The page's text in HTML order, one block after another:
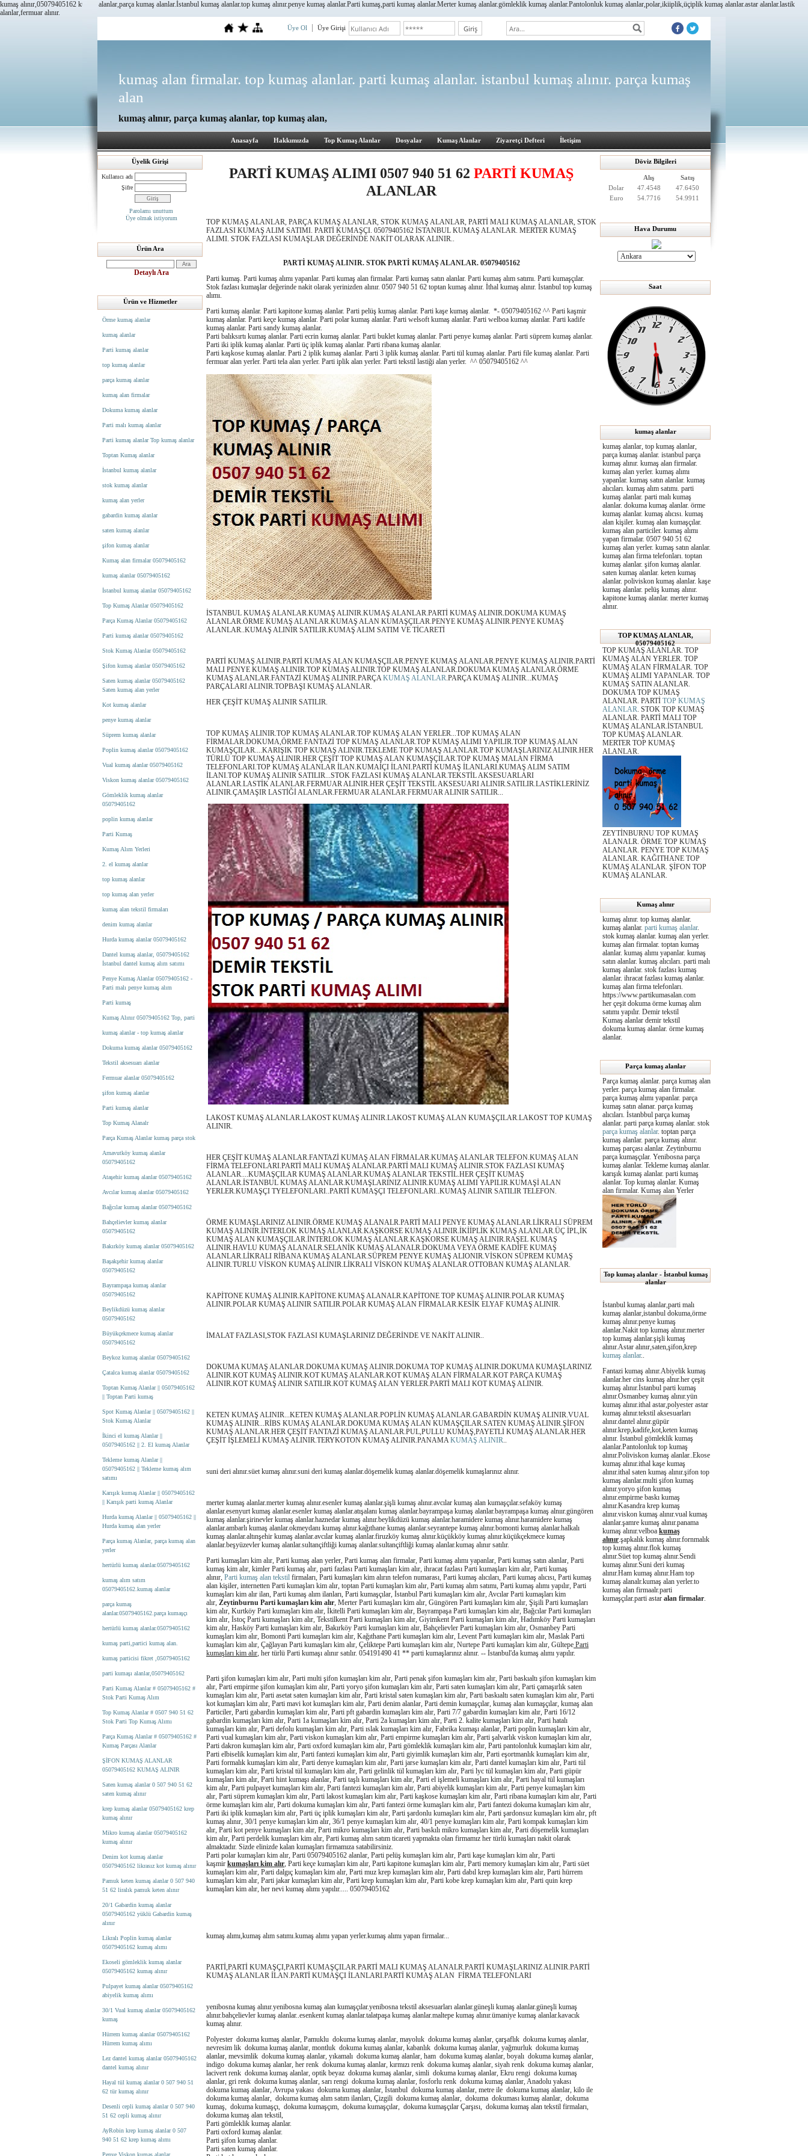
kumaş alınır,05079405162 kumaş alanlar,parça kumaş alanlar.İstanbul kumaş alanlar.top kumaş alınır.penye kumaş alanlar.Parti kumaş,parti kumaş alanlar.Merter kumaş alanlar.gömleklik kumaş alanlar.Pantolonluk kumaş alanlar,polar,ikiiplik,üçiplik kumaş alanlar.astar alanlar.lastik
alanlar,fermuar alınır.
Üye Ol Üye Girişi
kumaş alan firmalar. top kumaş alanlar. parti kumaş alanlar. istanbul kumaş alınır. parça kumaş
alan
kumaş alınır, parça kumaş alanlar, top kumaş alan,
Anasayfa Hakkımızda Top Kumaş Alanlar Dosyalar Kumaş Alanlar Ziyaretçi Defteri İletişim
Üyelik Girişi
Kullanıcı adı
Şifre
Parolamı unuttum
Üye olmak istiyorum
Ürün Ara
Detaylı Ara
Ürün ve Hizmetler
Örme kumaş alanlar
kumaş alanlar
Parti kumaş alanlar
top kumaş alanlar
parça kumaş alanlar
kumaş alan firmalar
Dokuma kumaş alanlar
Parti malı kumaş alanlar
Parti kumaş alanlar Top kumaş alanlar
Toptan Kumaş alanlar
İstanbul kumaş alanlar
stok kumaş alanlar
kumaş alan yerler
gabardin kumaş alanlar
saten kumaş alanlar
şifon kumaş alanlar
Kumaş alan firmalar 05079405162
kumaş alanlar 05079405162
İstanbul kumaş alanlar 05079405162
Top Kumaş Alanlar 05079405162
Parça Kumaş Alanlar 05079405162
Parti kumaş alanlar 05079405162
Stok Kumaş Alanlar 05079405162
Şifon kumaş alanlar 05079405162
Saten kumaş alanlar 05079405162
Saten kumaş alan yerler
Kot kumaş alanlar
penye kumaş alanlar
Süprem kumaş alanlar
Poplin kumaş alanlar 05079405162
Vual kumaş alanlar 05079405162
Viskon kumaş alanlar 05079405162
Gömleklik kumaş alanlar
05079405162
poplin kumaş alanlar
Parti Kumaş
Kumaş Alım Yerleri
2. el kumaş alanlar
top kumaş alanlar
top kumaş alan yerler
kumaş alan tekstil firmaları
denim kumaş alanlar
Hurda kumaş alanlar 05079405162
Dantel kumaş alanlar, 05079405162
İstanbul dantel kumaş alım satımı
Penye Kumaş Alanlar 05079405162 -
Parti malı penye kumaş alım
Parti kumaş
Kumaş Alınır 05079405162 Top, parti
kumaş alanlar - top kumaş alanlar
Dokuma kumaş alanlar 05079405162
Tekstil aksesuarı alanlar
Fermuar alanlar 05079405162
şifon kumaş alanlar
Parti kumaş alanlar
Top Kumaş Alanalr
Parça Kumaş Alanlar kumaş parça stok
Arnavutköy kumaş alanlar
05079405162
Ataşehir kumaş alanlar 05079405162
Avcılar kumaş alanlar 05079405162
Bağcılar kumaş alanlar 05079405162
Bahçelievler kumaş alanlar
05079405162
Bakırköy kumaş alanlar 05079405162
Başakşehir kumaş alanlar
05079405162
Bayrampaşa kumaş alanlar
05079405162
Beylikdüzü kumaş alanlar
05079405162
Büyükçekmece kumaş alanlar
05079405162
Beykoz kumaş alanlar 05079405162
Çatalca kumaş alanlar 05079405162
Toptan Kumaş Alanlar || 05079405162
|| Toptan Parti kumaş
Spot Kumaş Alanlar || 05079405162 ||
Stok Kumaş Alanlar
İkinci el kumaş Alanlar ||
05079405162 || 2. El kumaş Alanlar
Tekleme kumaş Alanlar ||
05079405162 || Tekleme kumaş alım
satımı
Karışık kumaş Alanlar || 05079405162
|| Karışık parti kumaş Alanlar
Hurda kumaş Alanlar || 05079405162 ||
Hurda kumaş alan yerler
Parça kumaş Alanlar, parça kumaş alan
yerler
hertürlü kumaş alanlar.05079405162
kumaş alım satım
05079405162.kumaş alanlar
parça kumaş
alanlar.05079405162.parça kumaşçı
hertürlü kumaş alanlar.05079405162
kumaş parti,partici kumaş alan.
kumaş particisi fikret ,05079405162
parti kumaşı alanlar,05079405162
Parti Kumaş Alanlar # 05079405162 #
Stok Parti Kumaş Alım
Top Kumaş Alanlar # 0507 940 51 62
Stok Parti Top Kumaş Alımı
Parça Kumaş Alanlar # 05079405162 #
Kumaş Parçası Alanlar
ŞİFON KUMAŞ ALANLAR
05079405162 KUMAŞ ALINIR
Saten kumaş alanlar 0 507 940 51 62
saten kumaş alınır
krep kumaş alanlar 05079405162 krep
kumaş alınır
Mikro kumaş alanlar 05079405162
kumaş alınır
Denim kot kumaş alanlar
05079405162 likrasız kot kumaş alınır
Pamuk keten kumaş alanlar 0 507 940
51 62 liralık pamuk keten alınır
20/1 Gabardin kumaş alanlar
05079405162 yüklü Gabardin kumaş
alınır
Likralı Poplin kumaş alanlar
05079405162 kumaş alımı
Ekoseli gömleklik kumaş alanlar
05079405162 kumaş alınır
Pulpayet kumaş alanlar 05079405162
abiyelik kumaş alımı
30/1 Vual kumaş alanlar 05079405162
kumaş
Hürrem kumaş alanlar 05079405162
Hürrem kumaş alımı
Lez dantel kumaş alanlar 05079405162
dantel kumaş alınır
Hayal tül kumaş alanlar 0 507 940 51
62 tür kumaş alınır
Desenli cepli kumaş alanlar 0 507 940
51 62 cepli kumaş alınır
AyRobin krep kumaş alanlar 0 507
940 51 62 krep kumaş alımı
Penye Viskon kumaş alanlar
PARTİ KUMAŞ ALIMI 0507 940 51 62 PARTİ KUMAŞ
ALANLAR
TOP KUMAŞ ALANLAR, PARÇA KUMAŞ ALANLAR, STOK KUMAŞ ALANLAR, PARTİ MALI KUMAŞ ALANLAR, STOK
FAZLASI KUMAŞ ALIM SATIMI. PARTİ KUMAŞÇI. 05079405162 İSTANBUL KUMAŞ ALANLAR. MERTER KUMAŞ
ALIMI. STOK FAZLASI KUMAŞLAR DEĞERİNDE NAKİT OLARAK ALINIR..
PARTİ KUMAŞ ALINIR. STOK PARTİ KUMAŞ ALANLAR. 05079405162
Parti kumaş. Parti kumaş alımı yapanlar. Parti kumaş alan firmalar. Parti kumaş satın alanlar. Parti kumaş alım satımı. Parti kumaşçılar.
Stok fazlası kumaşlar değerinde nakit olarak yerinizden alınır. 0507 940 51 62 toptan kumaş alınır. İthal kumaş alınır. İstanbul top kumaş
alımı.
Parti kumaş alanlar. Parti kapitone kumaş alanlar. Parti pelüş kumaş alanlar. Parti kaşe kumaş alanlar. *- 05079405162 ^^ Parti kaşmir
kumaş alanlar. Parti keçe kumaş alanlar. Parti polar kumaş alanlar. Parti welsoft kumaş alanlar. Parti welboa kumaş alanlar. Parti kadife
kumaş alanlar. Parti sandy kumaş alanlar.
Parti balıksırtı kumaş alanlar. Parti ecrin kumaş alanlar. Parti buklet kumaş alanlar. Parti penye kumaş alanlar. Parti süprem kumaş alanlar.
Parti iki iplik kumaş alanlar. Parti üç iplik kumaş alanlar. Parti ribana kumaş alanlar.
Parti kaşkose kumaş alanlar. Parti 2 iplik kumaş alanlar. Parti 3 iplik kumaş alanlar. Parti tül kumaş alanlar. Parti file kumaş alanlar. Parti
fermuar alan yerler. Parti tela alan yerler. Parti iplik alan yerler. Parti tekstil lastiği alan yerler. ^^ 05079405162 ^^
İSTANBUL KUMAŞ ALANLAR.KUMAŞ ALINIR.KUMAŞ ALANLAR.PARTİ KUMAŞ ALINIR.DOKUMA KUMAŞ
ALANLAR.ÖRME KUMAŞ ALANLAR.KUMAŞ ALAN KUMAŞÇILAR.PENYE KUMAŞ ALINIR.PENYE KUMAŞ
ALANLAR..KUMAŞ ALINIR SATILIR.KUMAŞ ALIM SATIM VE TİCARETİ
PARTİ KUMAŞ ALINIR.PARTİ KUMAŞ ALAN KUMAŞÇILAR.PENYE KUMAŞ ALANLAR.PENYE KUMAŞ ALINIR.PARTİ
MALI PENYE KUMAŞ ALINIR.TOP KUMAŞ ALINIR.TOP KUMAŞ ALANLAR.DOKUMA KUMAŞ ALANLAR.ÖRME
KUMAŞ ALANLAR.FANTAZİ KUMAŞ ALINIR.PARÇAKUMAŞ ALANLAR.PARÇA KUMAŞ ALINIR...KUMAŞ
PARÇALARI ALINIR.TOPBAŞI KUMAŞ ALANLAR.
HER ÇEŞİT KUMAŞ ALINIR SATILIR.
TOP KUMAŞ ALINIR.TOP KUMAŞ ALANLAR.TOP KUMAŞ ALAN YERLER...TOP KUMAŞ ALAN
FİRMALAR.DOKUMA,ÖRME FANTAZİ TOP KUMAŞ ALANLAR.TOP KUMAŞ ALIMI YAPILIR.TOP KUMAŞ ALAN
KUMAŞÇILAR....KARIŞIK TOP KUMAŞ ALINIR.TEKLEME TOP KUMAŞ ALANLAR.TOP KUMAŞLARINIZ ALINIR.HER
TÜRLÜ TOP KUMAŞ ALINIR.HER ÇEŞİT TOP KUMAŞ ALAN KUMAŞÇILAR.TOP KUMAŞ MALAN FİRMA
TELEFONLARI.TOP KUMAŞ ALANLAR İLAN.KUMAİÇI İLANI.PARTİ KUMAŞ İLANLARI.KUMAŞ ALIM SATIM
İLANI.TOP KUMAŞ ALINIR SATILIR...STOK FAZLASI KUMAŞ ALANLAR.TEKSTİL AKSESUARLARI
ALANLAR.LASTİK ALANLAR.FERMUAR ALINIR.HER ÇEŞİT TEKSTİL AKSESUARI ALINIR.SATILIR.LASTİKLERİNİZ
ALINIR.ÇAMAŞIR LASTİĞİ ALANLAR.FERMUAR ALANLAR.FERMUAR ALINIR SATILIR...
LAKOST KUMAŞ ALANLAR.LAKOST KUMAŞ ALINIR.LAKOST KUMAŞ ALAN KUMAŞÇILAR.LAKOST TOP KUMAŞ
ALINIR.
HER ÇEŞİT KUMAŞ ALANLAR.FANTAZİ KUMAŞ ALAN FİRMALAR.KUMAŞ ALANLAR TELEFON.KUMAŞ ALAN
FİRMA TELEFONLARI.PARTİ MALI KUMAŞ ALANLAR.PARTİ MALI KUMAŞ ALINIR.STOK FAZLASI KUMAŞ
ALANLAR....KUMAŞÇILAR KUMAŞ ALANLAR.KUMAŞ ALANLAR TEKSTİL.HER ÇEŞİT KUMAŞ
ALANLAR.İSTANBUL KUMAŞ ALANLAR.KUMAŞLARINIZ ALINIR.KUMAŞ ALIMI YAPILIR.KUMAŞİ ALAN
YERLER.KUMAŞÇI TYELEFONLARI..PARTİ KUMAŞÇI TELEFONLARI..KUMAŞ ALINIR SATILIR TELEFON.
ÖRME KUMAŞLARINIZ ALINIR.ÖRME KUMAŞ ALANALR.PARTİ MALI PENYE KUMAŞ ALANLAR.LİKRALI SÜPREM
KUMAŞ ALINIR.İNTERLOK KUMAŞ ALANLAR.KAŞKORSE KUMAŞ ALINIR.İKİİPLİK KUMAŞ ALANLAR.ÜÇ İPL,İK
KUMAŞ ALAN KUMAŞÇILAR.İNTERLOK KUMAŞ ALANLAR.KAŞKORSE KUMAŞ ALINIR.RAŞEL KUMAŞ
ALINIR.HAVLU KUMAŞ ALANALR.SELANİK KUMAŞ ALANALR.DOKUMA VEYA ÖRME KADİFE KUMAŞ
ALANLAR.LİKRALI RİBANA KUMAŞ ALANLAR.SÜPREM PENYE KUMAŞ ALIONIR.VİSKON SÜPREM KUMAŞ
ALINIR.TURLU VİSKON KUMAŞ ALINIR.LİKRALI VİSKON KUMAŞ ALANLAR.OTTOBAN KUMAŞ ALANLAR.
KAPİTONE KUMAŞ ALINIR.KAPİTONE KUMAŞ ALANALR.KAPİTONE TOP KUMAŞ ALINIR.POLAR KUMAŞ
ALINIR.POLAR KUMAŞ ALINIR SATILIR.POLAR KUMAŞ ALAN FİRMALAR.KESİK ELYAF KUMAŞ ALINIR.
İMALAT FAZLASI,STOK FAZLASI KUMAŞLARINIZ DEĞERİNDE VE NAKİT ALINIR..
DOKUMA KUMAŞ ALANLAR.DOKUMA KUMAŞ ALINIR.DOKUMA TOP KUMAŞ ALINIR.DOKUMA KUMAŞLARINIZ
ALINIR.KOT KUMAŞ ALINIR.KOT KUMAŞ ALANLAR.KOT KUMAŞ ALAN FİRMALAR.KOT PARÇA KUMAŞ
ALINIR.KOT KUMAŞ ALINIR SATILIR.KOT KUMAŞ ALAN YERLER.PARTİ MALI KOT KUMAŞ ALINIR.
KETEN KUMAŞ ALINIR...KETEN KUMAŞ ALANLAR.POPLİN KUMAŞ ALANLAR.GABARDİN KUMAŞ ALINIR.VUAL
KUMAŞ ALINIR...RİBS KUMAŞ ALANLAR.DOKUMA KUMAŞ ALAN KUMAŞÇILAR.SATEN KUMAŞ ALINIR.ŞİFON
KUMAŞ ALANLAR.HER ÇEŞİT FANTAZİ KUMAŞ ALANLAR.PUL,PULLU KUMAŞ,PAYETLİ KUMAŞ ALANLAR.HER
ÇEŞİT İŞLEMELİ KUMAŞ ALINIR.TERYKOTON KUMAŞ ALINIR.PANAMAKUMAŞ ALINIR..
suni deri alınır.süet kumaş alınır.suni deri kumaş alanlar.döşemelik kumaş alanlar.döşemelik kumaşlarınız alınır.
merter kumaş alanlar.merter kumaş alınır.esenler kumaş alanlar.şişli kumaş alınır.avcılar kumaş alan kumaşçılar.sefaköy kumaş
alanlar.esenyurt kumaş alanlar.esenler kumaş alanlar.atışalanı kumaş alanlar.bayrampaşa kumaş alanlar.bayrampaşa kumaş alnıır.güngören
kumaş alanlar.şirinevler kumaş alanlar.haznedar kumaş alınır.beylikdüzü kumaş alanlar.haramidere kumaş alınır.haramidere kumaş
alanlar.ambarlı kumaş alanlar.okmeydanı kumaş alınır.kağıthane kumaş alanlar.seyrantepe kumaş alınır.bomonti kumaş alanlar.halkalı
kumaş alanlar.altınşehir kumaş alanlar.avcılar kumaş alanlar.firuzköy kumaş alınır.küçükköy kumaş alınır.küçükçekmece kumaş
alanlar.beşyüzevler kumaş alanlar.sultançiftliği kumaş alanlar.sultançiftliği kumaş alanlar.kumaş alınır satılır.
Parti kumaşları kim alır, Parti kumaş alan yerler, Parti kumaş alan firmalar, Parti kumaş alımı yapanlar, Parti kumaş satın alanlar, Parti
kumaş kim alır, kimler Parti kumaş alır, parti fazlası Parti kumaşları kim alır, ihracat fazlası Parti kumaşları kim alır, Parti kumaş
alınır, Parti kumaş alan tekstil firmaları, Parti kumaşları kim alırın telefon numarası, Parti kumaş alıcıları, Parti kumaş alıcısı, Parti kumaş
alan kişiler, internetten Parti kumaşları kim alır, toptan Parti kumaşları kim alır, Parti kumaş alım satımı, Parti kumaş alımı yapılır, Parti
kumaşları kim alır ilan, Parti kumaş alım ilanları, Parti kumaşçılar, İstanbul Parti kumaşları kim alır, Avcılar Parti kumaşları kim
alır, Zeytinburnu Parti kumaşları kim alır, Merter Parti kumaşları kim alır, Güngören Parti kumaşları kim alır, Şişili Parti kumaşları
kim alır, Kurtköy Parti kumaşları kim alır, İkitelli Parti kumaşları kim alır, Bayrampaşa Parti kumaşları kim alır, Bağcılar Parti kumaşları
kim alır, İstoç Parti kumaşları kim alır, Tekstilkent Parti kumaşları kim alır, Giyimkent Parti kumaşları kim alır, Hadımköy Parti kumaşları
kim alır, Hasköy Parti kumaşları kim alır, Bakırköy Parti kumaşları kim alır, Bahçelievler Parti kumaşları kim alır, Osmanbey Parti
kumaşları kim alır, Bomonti Parti kumaşları kim alır, Kağıthane Parti kumaşları kim alır, Levent Parti kumaşları kim alır, Maslak Parti
kumaşları kim alır, Çağlayan Parti kumaşları kim alır, Çeliktepe Parti kumaşları kim alır, Nurtepe Parti kumaşları kim alır, Gültepe Parti
kumaşları kim alır, her türlü Parti kumaşı alınır satılır. 054191490 41 ** parti kumaşlarınız alınır. -- İstanbul'da kumaş alımı yapılır.
Parti şifon kumaşları kim alır, Parti multi şifon kumaşları kim alır, Parti penak şifon kumaşları kim alır, Parti baskıaltı şifon kumaşları kim
alır, Parti empirme şifon kumaşları kim alır, Parti yoryo şifon kumaşları kim alır, Parti saten kumaşları kim alır, Parti çamaşırlık saten
kumaşları kim alır, Parti asetat saten kumaşları kim alır, Parti kristal saten kumaşları kim alır, Parti baskıaltı saten kumaşları kim alır, Parti
kot kumaşları kim alır, Parti mavi kot kumaşları kim alır, Parti denim alanlar, Parti demin kumaşçılar, kumaş alan kumaşçılar, kumaş alan
Particiler, Parti gabardin kumaşları kim alır, Parti pft gabardin kumaşları kim alır, Parti 7/7 gabardin kumaşları kim alır, Parti 16/12
gabardin kumaşları kim alır, Parti 1a kumaşları kim alır, Parti 2a kumaşları kim alır, Parti 2. kalite kumaşları kim alır, Parti hatalı
kumaşları kim alır, Parti defolu kumaşları kim alır, Parti ıslak kumaşları kim alır, Fabrika kumaşı alanlar, Parti poplin kumaşları kim alır,
Parti vual kumaşları kim alır, Parti viskon kumaşları kim alır, Parti empirme kumaşları kim alır, Parti şalvarlık viskon kumaşları kim alır,
Parti dakron kumaşları kim alır, Parti oxford kumaşları kim alır, Parti gömleklik kumaşları kim alır, Parti pantolonluk kumaşları kim alır,
Parti elbiselik kumaşları kim alır, Parti fantezi kumaşları kim alır, Parti giyimlik kumaşları kim alır, Parti eşortmanlık kumaşları kim alır,
Parti formalık kumaşları kim alır, Parti denye kumaşları kim alır, Parti jarse kumaşları kim alır, Parti dantel kumaşları kim alır, Parti tül
kumaşları kim alır, Parti kristal tül kumaşları kim alır, Parti gelinlik tül kumaşları kim alır, Parti lyc tül kumaşları kim alır, Parti güpür
kumaşları kim alır, Parti hint kumaşı alanlar, Parti taşlı kumaşları kim alır, Parti el işlemeli kumaşları kim alır, Parti hayal tül kumaşları
kim alır, Parti pulpayet kumaşları kim alır, Parti fantezi kumaşları kim alır, Parti abiyelik kumaşları kim alır, Parti penye kumaşları kim
alır, Parti süprem kumaşları kim alır, Parti lakost kumaşları kim alır, Parti kaşkose kumaşları kim alır, Parti ribana kumaşları kim alır, Parti
örme kumaşları kim alır, Parti dokuma kumaşları kim alır, Parti fantezi örme kumaşları kim alır, Parti fantezi dokuma kumaşları kim alır,
Parti iki iplik kumaşları kim alır, Parti üç iplik kumaşları kim alır, Parti şardonlu kumaşları kim alır, Parti şardonsuz kumaşları kim alır, pft
kumaş alınır, 30/1 penye kumaşları kim alır, 36/1 penye kumaşları kim alır, 40/1 penye kumaşları kim alır, Parti kompak kumaşları kim
alır, Parti kot penye kumaşları kim alır, Parti mikro kumaşları kim alır, Parti baskılı mikro kumaşları kim alır, Parti döşemelik kumaşları
kim alır, Parti perdelik kumaşları kim alır, Parti kumaş alım satım ticareti yapmakta olan firmamız her türlü kumaşları nakit olarak
almaktadır. Sizde elinizde kalan kumaşları firmamıza satabilirsiniz.
Parti polar kumaşları kim alır, Parti 05079405162 alanlar, Parti pelüş kumaşları kim alır, Parti kaşe kumaşları kim alır, Parti
kaşmir kumaşları kim alır, Parti keçe kumaşları kim alır, Parti kapitone kumaşları kim alır, Parti memory kumaşları kim alır, Parti süet
kumaşları kim alır, Parti dalgıç kumaşları kim alır, Parti muz krep kumaşları kim alır, Parti dabıl krep kumaşları kim alır, Parti hürrem
kumaşları kim alır, Parti jakar kumaşları kim alır, Parti krep kumaşları kim alır, Parti kobe krep kumaşları kim alır, Parti quin krep
kumaşları kim alır, her nevi kumaş alımı yapılır..... 05079405162
kumaş alımı,kumaş alım satımı.kumaş alımı yapan yerler.kumaş alımı yapan firmalar...
PARTİ,PARTİ KUMAŞÇI,PARTİ KUMAŞÇILAR.PARTİ MALI KUMAŞ ALANALR.PARTİ KUMAŞLARINIZ ALINIR.PARTİ
KUMAŞ ALANLAR İLAN.PARTİ KUMAŞÇI İLANLARI.PARTİ KUMAŞ ALAN FİRMA TELEFONLARI
yenibosna kumaş alınır.yenibosna kumaş alan kumaşçılar.yenibosna tekstil aksesuarları alanlar.güneşli kumaş alanlar.güneşli kumaş
alınır.bahçelievler kumaş alanlar..esenkent kumaş alanlar.talatpaşa kumaş alanlar.maltepe kumaş alınır.ümaniye kumaş alanlar.kavacık
kumaş alınır.
Polyester dokuma kumaş alanlar, Pamuklu dokuma kumaş alanlar, mayoluk dokuma kumaş alanlar, çarşaflık dokuma kumaş alanlar,
nevresim lik dokuma kumaş alanlar, montluk dokuma kumaş alanlar, kabanlık dokuma kumaş alanlar, yağmurluk dokuma kumaş
alanlar, mevsimlik dokuma kumaş alanlar, yıkamalı dokuma kumaş alanlar, ham dokuma kumaş alanlar, boyalı dokuma kumaş alanlar,
indigo dokuma kumaş alanlar, her renk dokuma kumaş alanlar, kırmızı renk dokuma kumaş alanlar, siyah renk dokuma kumaş alanlar,
lacivert renk dokuma kumaş alanlar, optik beyaz dokuma kumaş alanlar, simli dokuma kumaş alanlar, Ekru rengi dokuma kumaş
alanlar, gri renk dokuma kumaş alanlar, sarı rengi dokuma kumaş alanlar, fosforlu renk dokuma kumaş alanlar, Anadolu yakası
dokuma kumaş alanlar, Avrupa yakası dokuma kumaş alanlar, İstanbul dokuma kumaş alanlar, metre ile dokuma kumaş alanlar, kilo ile
dokuma kumaş alanlar, dokuma kumaş alım satım ilanları, Çizgili dokuma kumaş alanlar, dokuma dokuması kumaş alanlar, dokuma
kumaş, dokuma kumaşçı, dokuma kumaşçım, dokuma kumaşçılar, dokuma kumaşçılar Çarşısı, dokuma kumaş alan tekstil firmaları,
dokuma kumaş alan tekstil,
Parti gömleklik kumaş alanlar.
Parti oxford kumaş alanlar.
Parti şifon kumaş alanlar.
Parti saten kumaş alanlar.
Döviz Bilgileri
Alış
Satış
Dolar
47.4548
47.6450
Euro
54.7716 54.9911
Hava Durumu
Saat
kumaş alanlar
kumaş alanlar, top kumaş alanlar,
parça kumaş alanlar. istanbul parça
kumaş alınır. kumaş alan firmalar.
kumaş alan yerler. kumaş alımı
yapanlar. kumaş satın alanlar. kumaş
alıcıları. kumaş alım satımı. parti
kumaş alanlar. parti malı kumaş
alanlar. dokuma kumaş alanlar. örme
kumaş alanlar. kumaş alıcısı. kumaş
alan kişiler. kumaş alan kumaşçılar.
kumaş alan particiler. kumaş alımı
yapan firmalar. 0507 940 51 62
kumaş alan yerler. kumaş satın alanlar.
kumaş alan firma telefonları. toptan
kumaş alanlar. şifon kumaş alanlar.
saten kumaş alanlar. keten kumaş
alanlar. poliviskon kumaş alanlar. kaşe
kumaş alanlar. pelüş kumaş alınır.
kapitone kumaş alanlar. merter kumaş
alınır.
TOP KUMAŞ ALANLAR,
05079405162
TOP KUMAŞ ALANLAR. TOP
KUMAŞ ALAN YERLER. TOP
KUMAŞ ALAN FİRMALAR. TOP
KUMAŞ ALIMI YAPANLAR. TOP
KUMAŞ SATIN ALANLAR.
DOKUMA TOP KUMAŞ
ALANLAR. PARTİ TOP KUMAŞ
ALANLAR. STOK TOP KUMAŞ
ALANLAR. PARTİ MALI TOP
KUMAŞ ALANLAR.İSTANBUL
TOP KUMAŞ ALANLAR.
MERTER TOP KUMAŞ
ALANLAR.
ZEYTİNBURNU TOP KUMAŞ
ALANALR. ÖRME TOP KUMAŞ
ALANLAR. PENYE TOP KUMAŞ
ALANLAR. KAĞITHANE TOP
KUMAŞ ALANLAR. ŞİFON TOP
KUMAŞ ALANLAR.
Kumaş alınır
kumaş alınır. top kumaş alanlar.
kumaş alanlar. parti kumaş alanlar.
stok kumaş alanlar. kumaş alan yerler.
kumaş alan firmalar. toptan kumaş
alanlar. kumaş alımı yapanlar. kumaş
satın alanlar. kumaş alıcıları. parti malı
kumaş alanlar. stok fazlası kumaş
alanlar. ihracat fazlası kumaş alanlar.
kumaş alan firma telefonları.
https://www.partikumasalan.com
her çeşit dokuma örme kumaş alım
satımı yapılır. Demir tekstil
Kumaş alanlar demir tekstil
dokuma kumaş alanlar. örme kumaş
alanlar.
Parça kumaş alanlar
Parça kumaş alanlar. parça kumaş alan
yerler. parça kumaş alan firmalar.
parça kumaş alımı yapanlar. parça
kumaş satın alanar. parça kumaş
alıcıları. İstanbbul parça kumaş
alanlar. parti parça kumaş alanlar. stok
parça kumaş alanlar. toptan parça
kumaş alanlar. parça kumaş alınır.
kumaş parçası alanlar. Zeytinburnu
parça kumaşçılar. Yenibosna parça
kumaş alanlar. Tekleme kumaş alanlar.
karışık kumaş alanlar. parti kumaş
alanlar. Top kumaş alanlar. Kumaş
alan firmalar. Kumaş alan Yerler
Top kumaş alanlar - İstanbul kumaş
alanlar
İstanbul kumaş alanlar,parti malı
kumaş alanlar,istanbul dokuma,örme
kumaş alınır.penye kumaş
alanlar.Nakit top kumaş alınır.merter
top kumaş alanlar.şişli kumaş
alınır.Astar alınır,saten,şifon,krep
kumaş alanlar..
Fantazi kumaş alınır.Abiyelik kumaş
alanlar.her cins kumaş alnır.her çeşit
kumaş alınır.İstanbul parti kumaş
alınır.Osmanbey kumaş alınır.yün
kumaş alınır.ithal astar,polyester astar
kumaş alınır.tekstil aksesuarları
alınır.dantel alınır.güpür
alınır.krep,kadife,kot,keten kumaş
alınır. İstanbul gömleklik kumaş
alanlar.Pantolonluk top kumaş
alınır.Poliviskon kumaş alanlar..Ekose
kumaş alınır.ithal kaşe kumaş
alınır.ithal saten kumaş alınır.şifon top
kumaş alanlar.multi şifon kumaş
alınır.yoryo şifon kumaş
alınır.empirme baskı kumaş
alınır.Kasandra krep kumaş
alınır.viskon kumaş alınır.vual kumaş
alanlar.şamre kumaş alınır.panama
kumaş alınır.velboa kumaş
alınır.şapkalık kumaş alınır.fornmalık
top kumaş alınır.flok kumaş
alınır.Süet top kumaş alınır.Sendi
kumaş alınır.Suni deri kumaş
alınır.Ham kumaş alınır.Ham top
kumaş alanalr.kumaş alan yerler.to
kumaş alan firmaalr.parti
kumaşçılar.parti astar alan firmalar.